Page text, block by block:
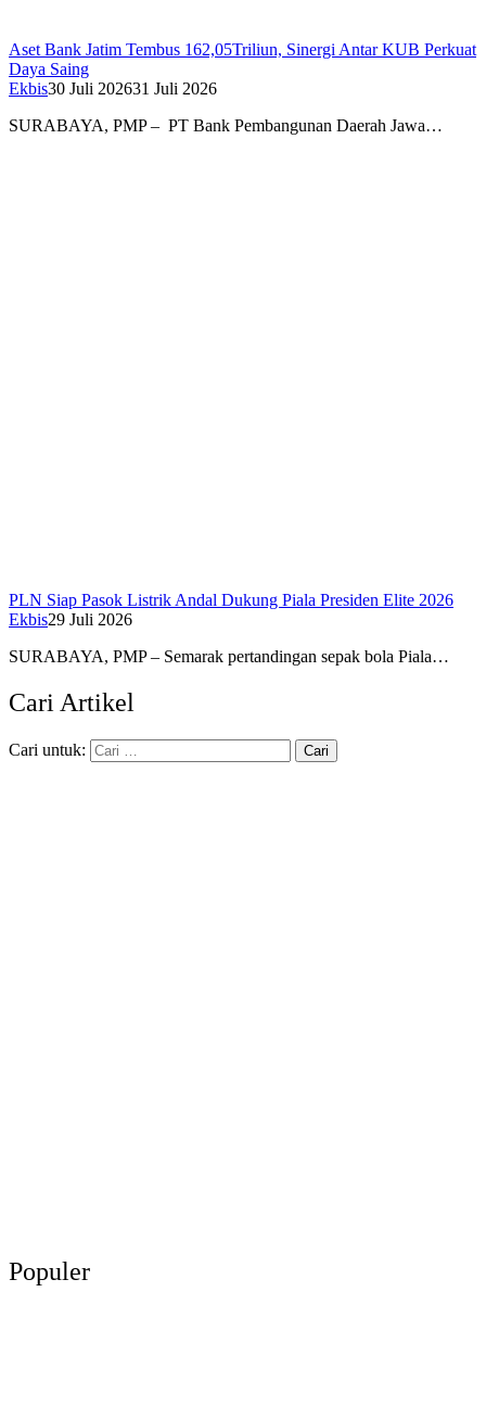
Aset Bank Jatim Tembus 162,05Triliun, Sinergi Antar KUB Perkuat
Daya Saing
Ekbis30 Juli 202631 Juli 2026
SURABAYA, PMP – PT Bank Pembangunan Daerah Jawa…
PLN Siap Pasok Listrik Andal Dukung Piala Presiden Elite 2026
Ekbis29 Juli 2026
SURABAYA, PMP – Semarak pertandingan sepak bola Piala…
Cari Artikel
Cari untuk:
Populer